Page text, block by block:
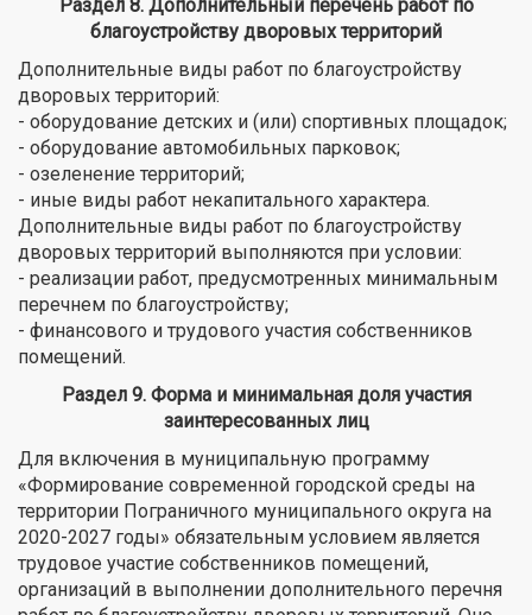
Раздел 8. Дополнительный перечень работ по
благоустройству дворовых территорий
Дополнительные виды работ по благоустройству
дворовых территорий:
- оборудование детских и (или) спортивных площадок;
- оборудование автомобильных парковок;
- озеленение территорий;
- иные виды работ некапитального характера.
Дополнительные виды работ по благоустройству
дворовых территорий выполняются при условии:
- реализации работ, предусмотренных минимальным
перечнем по благоустройству;
- финансового и трудового участия собственников
помещений.
Раздел 9. Форма и минимальная доля участия
заинтересованных лиц
Для включения в муниципальную программу
«Формирование современной городской среды на
территории Пограничного муниципального округа на
2020-2027 годы» обязательным условием является
трудовое участие собственников помещений,
организаций в выполнении дополнительного перечня